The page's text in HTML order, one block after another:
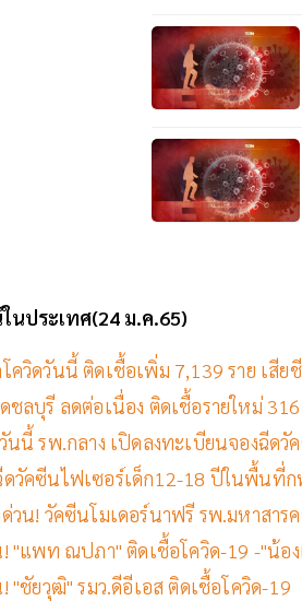
นประเทศ(24 ม.ค.65)
ควิดวันนี้ ติดเชื้อเพิ่ม 7,139 ราย เสีย
ชลบุรี ลดต่อเนื่อง ติดเชื้อรายใหม่
นนี้ รพ.กลาง เปิดลงทะเบียนจองฉีด
ดวัคซีนไฟเซอร์เด็ก12-18 ปีในพื้นที่
วน! วัคซีนโมเดอร์นาฟรี รพ.มหาสา
"แพท ณปภา" ติดเชื้อโควิด-19 -"น้อง
"ชัยวุฒิ" รมว.ดีอีเอส ติดเชื้อโควิด-19